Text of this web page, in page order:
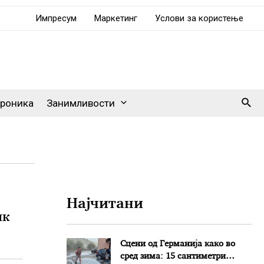
Импресум Маркетинг Услови за користење
Занимливости
Најчитани
Сцени од Германија како во
сред зима: 15 сантиметри